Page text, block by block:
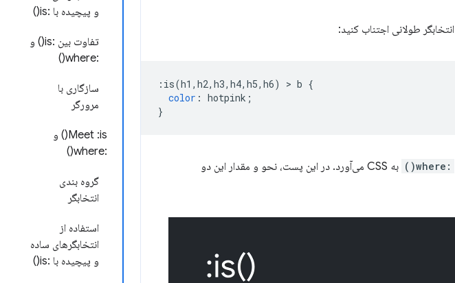
و پیچیده با :is()
تفاوت بین :is() و
:where()
سازگاری با
مرورگر
Meet :is() و
:where()
گروه بندی
انتخابگر
استفاده از
انتخابگرهای ساده
و پیچیده با :is()
طولانی اجتناب کنید:
: is(h1 , h2, h3, h4, h5, h6) > b {
color : hotpink ;
}
:where()
به CSS می‌آورد. در این پست، نحو و مقدار این دو